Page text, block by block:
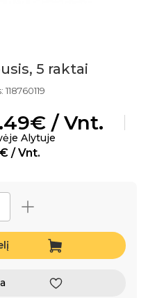
5 raktai
/ Vnt.
Alytuje
/ Vnt.